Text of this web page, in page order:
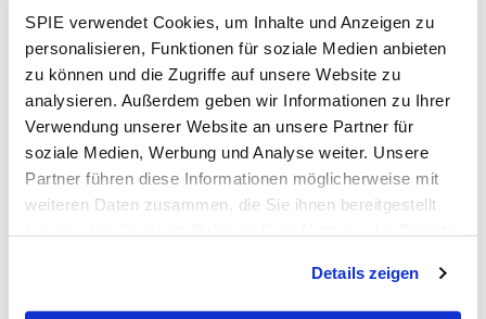
SPIE verwendet Cookies, um Inhalte und Anzeigen zu
personalisieren, Funktionen für soziale Medien anbieten
zu können und die Zugriffe auf unsere Website zu
analysieren. Außerdem geben wir Informationen zu Ihrer
Verwendung unserer Website an unsere Partner für
soziale Medien, Werbung und Analyse weiter. Unsere
Partner führen diese Informationen möglicherweise mit
weiteren Daten zusammen, die Sie ihnen bereitgestellt
Verarbeitung Ihrer Daten in den USA ein. Alle weiteren
Informationen zu Cookies finden Sie in unseren
Details zeigen
an, um Daten zu übermitteln:
Bewerbungsformular
ausfüllen
LinkedIn-Profil
Lebenslauf
hochladen